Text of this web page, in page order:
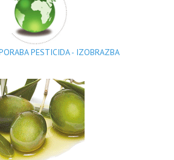
PESTICIDA - IZOBRAZBA